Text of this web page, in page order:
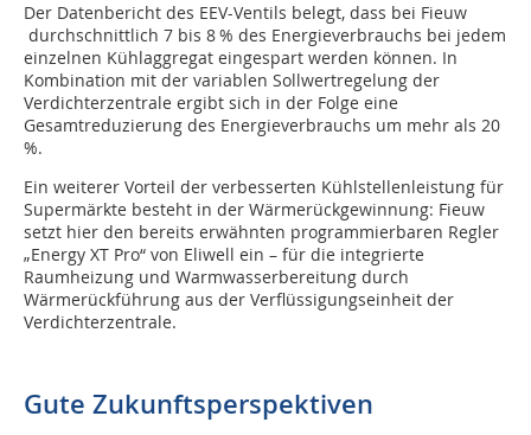
Der Datenbericht des EEV-Ventils belegt, dass bei Fieuw
durchschnittlich 7 bis 8 % des Energieverbrauchs bei jedem
einzelnen Kühlaggregat eingespart werden können. In
Kombination mit der variablen Sollwertregelung der
Verdichterzentrale ergibt sich in der Folge eine
Gesamtreduzierung des Energieverbrauchs um mehr als 20
%.
Ein weiterer Vorteil der verbesserten Kühlstellenleistung für
Supermärkte besteht in der Wärmerückgewinnung: Fieuw
setzt hier den bereits erwähnten programmierbaren Regler
„Energy XT Pro“ von Eliwell ein – für die integrierte
Raumheizung und Warmwasserbereitung durch
Wärmerückführung aus der Verflüssigungseinheit der
Verdichterzentrale.
Gute Zukunftsperspektiven